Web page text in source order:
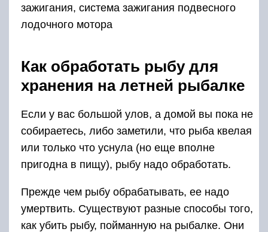
зажигания, система зажигания подвесного
лодочного мотора
Как обработать рыбу для
хранения на летней рыбалке
Если у вас большой улов, а домой вы пока не
собираетесь, либо заметили, что рыба квелая
или только что уснула (но еще вполне
пригодна в пищу), рыбу надо обработать.
Прежде чем рыбу обрабатывать, ее надо
умертвить. Существуют разные способы того,
как убить рыбу, пойманную на рыбалке. Они